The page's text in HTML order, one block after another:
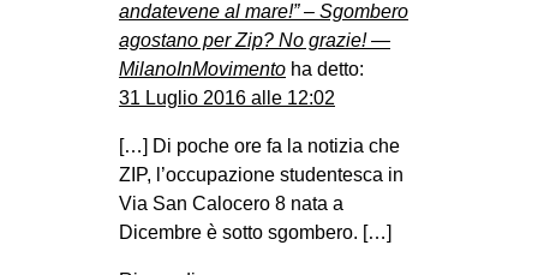
andatevene al mare!” – Sgombero
agostano per Zip? No grazie! —
MilanoInMovimento ha detto:
31 Luglio 2016 alle 12:02
[…] Di poche ore fa la notizia che
ZIP, l’occupazione studentesca in
Via San Calocero 8 nata a
Dicembre è sotto sgombero. […]